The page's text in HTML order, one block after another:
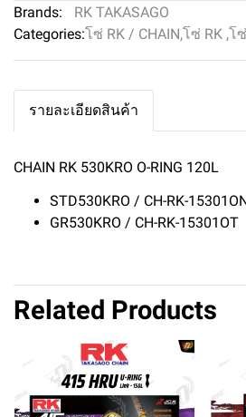
Brands:
RK TAKASAGO
Categories:โซ่ RK / CHAIN,โซ่ RK ,โ
รายละเอียดสินค้า
CHAIN RK 530KRO O-RING 120L
STD530KRO / CH-RK-
GR530KRO / CH-RK-15301OT
Related Products